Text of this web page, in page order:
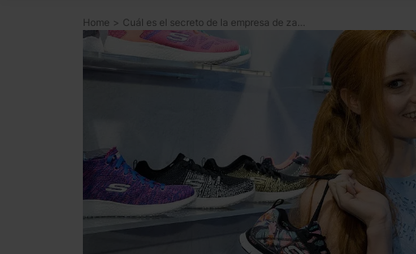
Home > Cuál es el secreto de la empresa de zapatillas Skechers, cuyo valor se disparó más que el de Adidas y Nike